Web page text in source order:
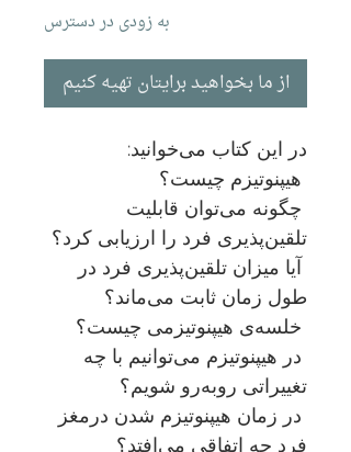
به زودی در دسترس
از ما بخواهید برایتان تهیه کنیم
در این کتاب می‌خوانید:
هیپنوتیزم چیست؟
چگونه می‌توان قابلیت
تلقین‌پذیری فرد را ارزیابی کرد؟
آیا میزان تلقین‌پذیری فرد در
طول زمان ثابت می‌ماند؟
خلسه‌ی هیپنوتیزمی چیست؟
در هیپنوتیزم می‌توانیم با چه
تغییراتی روبه‌رو شویم؟
در زمان هیپنوتیزم شدن درمغز
فرد چه اتفاقی می‌افتد؟